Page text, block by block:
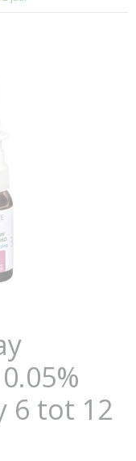
6 tot 12